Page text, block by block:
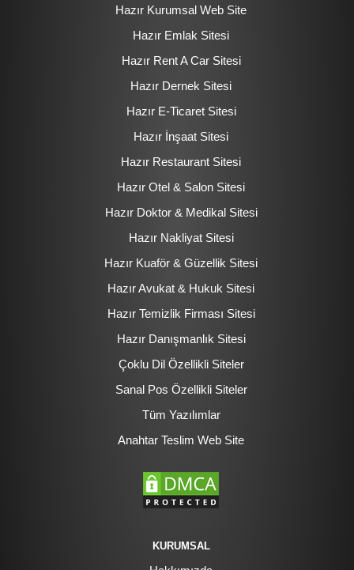
Hazır Kurumsal Web Site
Hazır Emlak Sitesi
Hazır Rent A Car Sitesi
Hazır Dernek Sitesi
Hazır E-Ticaret Sitesi
Hazır İnşaat Sitesi
Hazır Restaurant Sitesi
Hazır Otel & Salon Sitesi
Hazır Doktor & Medikal Sitesi
Hazır Nakliyat Sitesi
Hazır Kuaför & Güzellik Sitesi
Hazır Avukat & Hukuk Sitesi
Hazır Temizlik Firması Sitesi
Hazır Danışmanlık Sitesi
Çoklu Dil Özellikli Siteler
Sanal Pos Özellikli Siteler
Tüm Yazılımlar
Anahtar Teslim Web Site
KURUMSAL